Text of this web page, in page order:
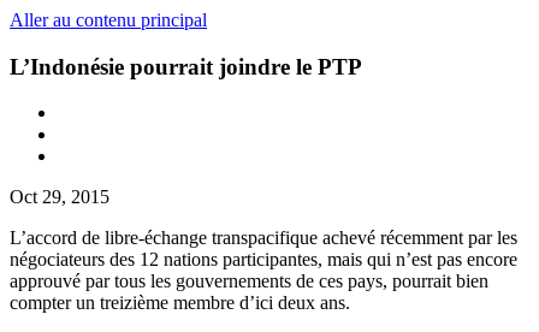
Aller au contenu principal
L’Indonésie pourrait joindre le PTP
Oct 29, 2015
L’accord de libre-échange transpacifique achevé récemment par les
négociateurs des 12 nations participantes, mais qui n’est pas encore
approuvé par tous les gouvernements de ces pays, pourrait bien
compter un treizième membre d’ici deux ans.